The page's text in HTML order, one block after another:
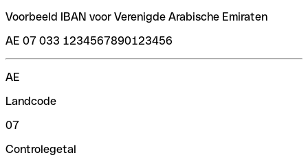
Voorbeeld IBAN voor Verenigde Arabische Emiraten
AE 07 033 1234567890123456
AE
Landcode
07
Controlegetal